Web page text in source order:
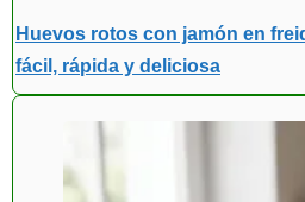
Huevos rotos con jamón en
fácil, rápida y deliciosa